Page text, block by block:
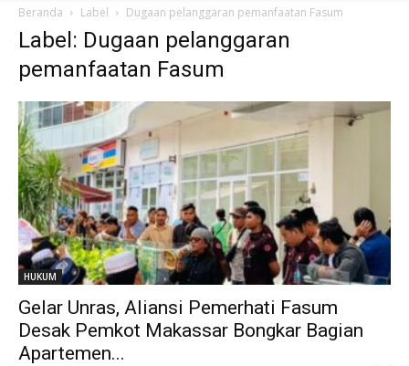
Beranda Label Dugaan pelanggaran pemanfaatan Fasum
Label: Dugaan pelanggaran
pemanfaatan Fasum
HUKUM
Gelar Unras, Aliansi Pemerhati Fasum
Desak Pemkot Makassar Bongkar Bagian
Apartemen...